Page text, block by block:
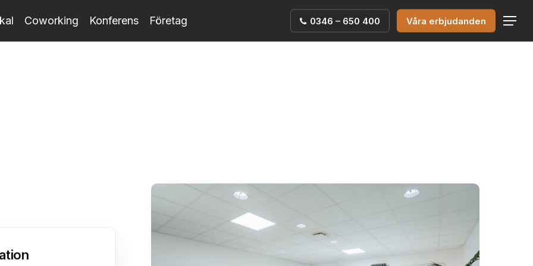
Coworking Konferens Företag 0346 – 650 400 Våra erbjudanden Menu